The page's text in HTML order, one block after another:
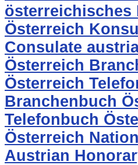
österreichisches
Österreich
Consulate
Österreich
Österreich
Branchenbuch
Telefonbuch
Österreich
Austrian